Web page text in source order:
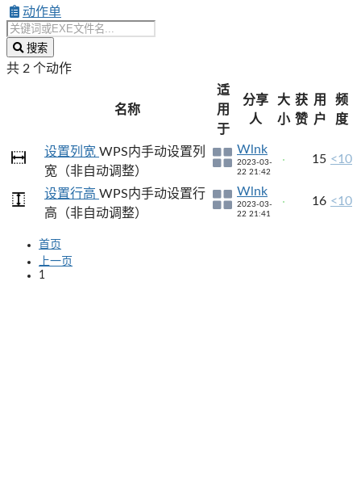
动作单
搜索
共 2 个动作
名称
适
用
于
分享
人
大
小
获
赞
用
户
频
度
设置列宽 WPS内手动设置列
宽（非自动调整）
Wlnk
2023-03-
22 21:42
15 <10
设置行高 WPS内手动设置行
高（非自动调整）
Wlnk
2023-03-
22 21:41
16 <10
首页
上一页
1